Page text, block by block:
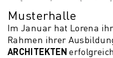
Musterhalle
Im Januar hat Lorena
Rahmen ihrer
ARCHITEKTEN